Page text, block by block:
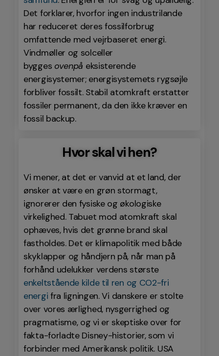
Det forklarer, hvorfor ingen industrilande
har reduceret deres fossilforbrug
omfattende med vejrbaseret energi.
Vindmøller og solceller
bygges ovenpå eksisterende
energisystemer; energisystemets rygsøjle
forbliver fossilt. Stabil atomkraft erstatter
fossiler permanent, da den ikke kræver en
fossil backup.
Hvor skal vi hen?
Vi mener, at det er vanvid at et land, der
ønsker at være en grøn stormagt,
ignorerer den fysiske og økologiske
virkelighed. Tabuet mod atomkraft skal
ophæves, hvis det grønne brand skal
fastholdes. Det er klimapolitik med både
skyklapper og håndjern på, når man på
forhånd udelukker verdens største
enkeltstående kilde til ren og CO2-fri
energi fra ligningen. Vi danskere er stolte
over vores ærlighed, nysgerrighed og
pragmatisme, og vi er skeptiske over for
fakta-forladte Disney-historier, som vi
forbinder med Amerikansk politik. USA